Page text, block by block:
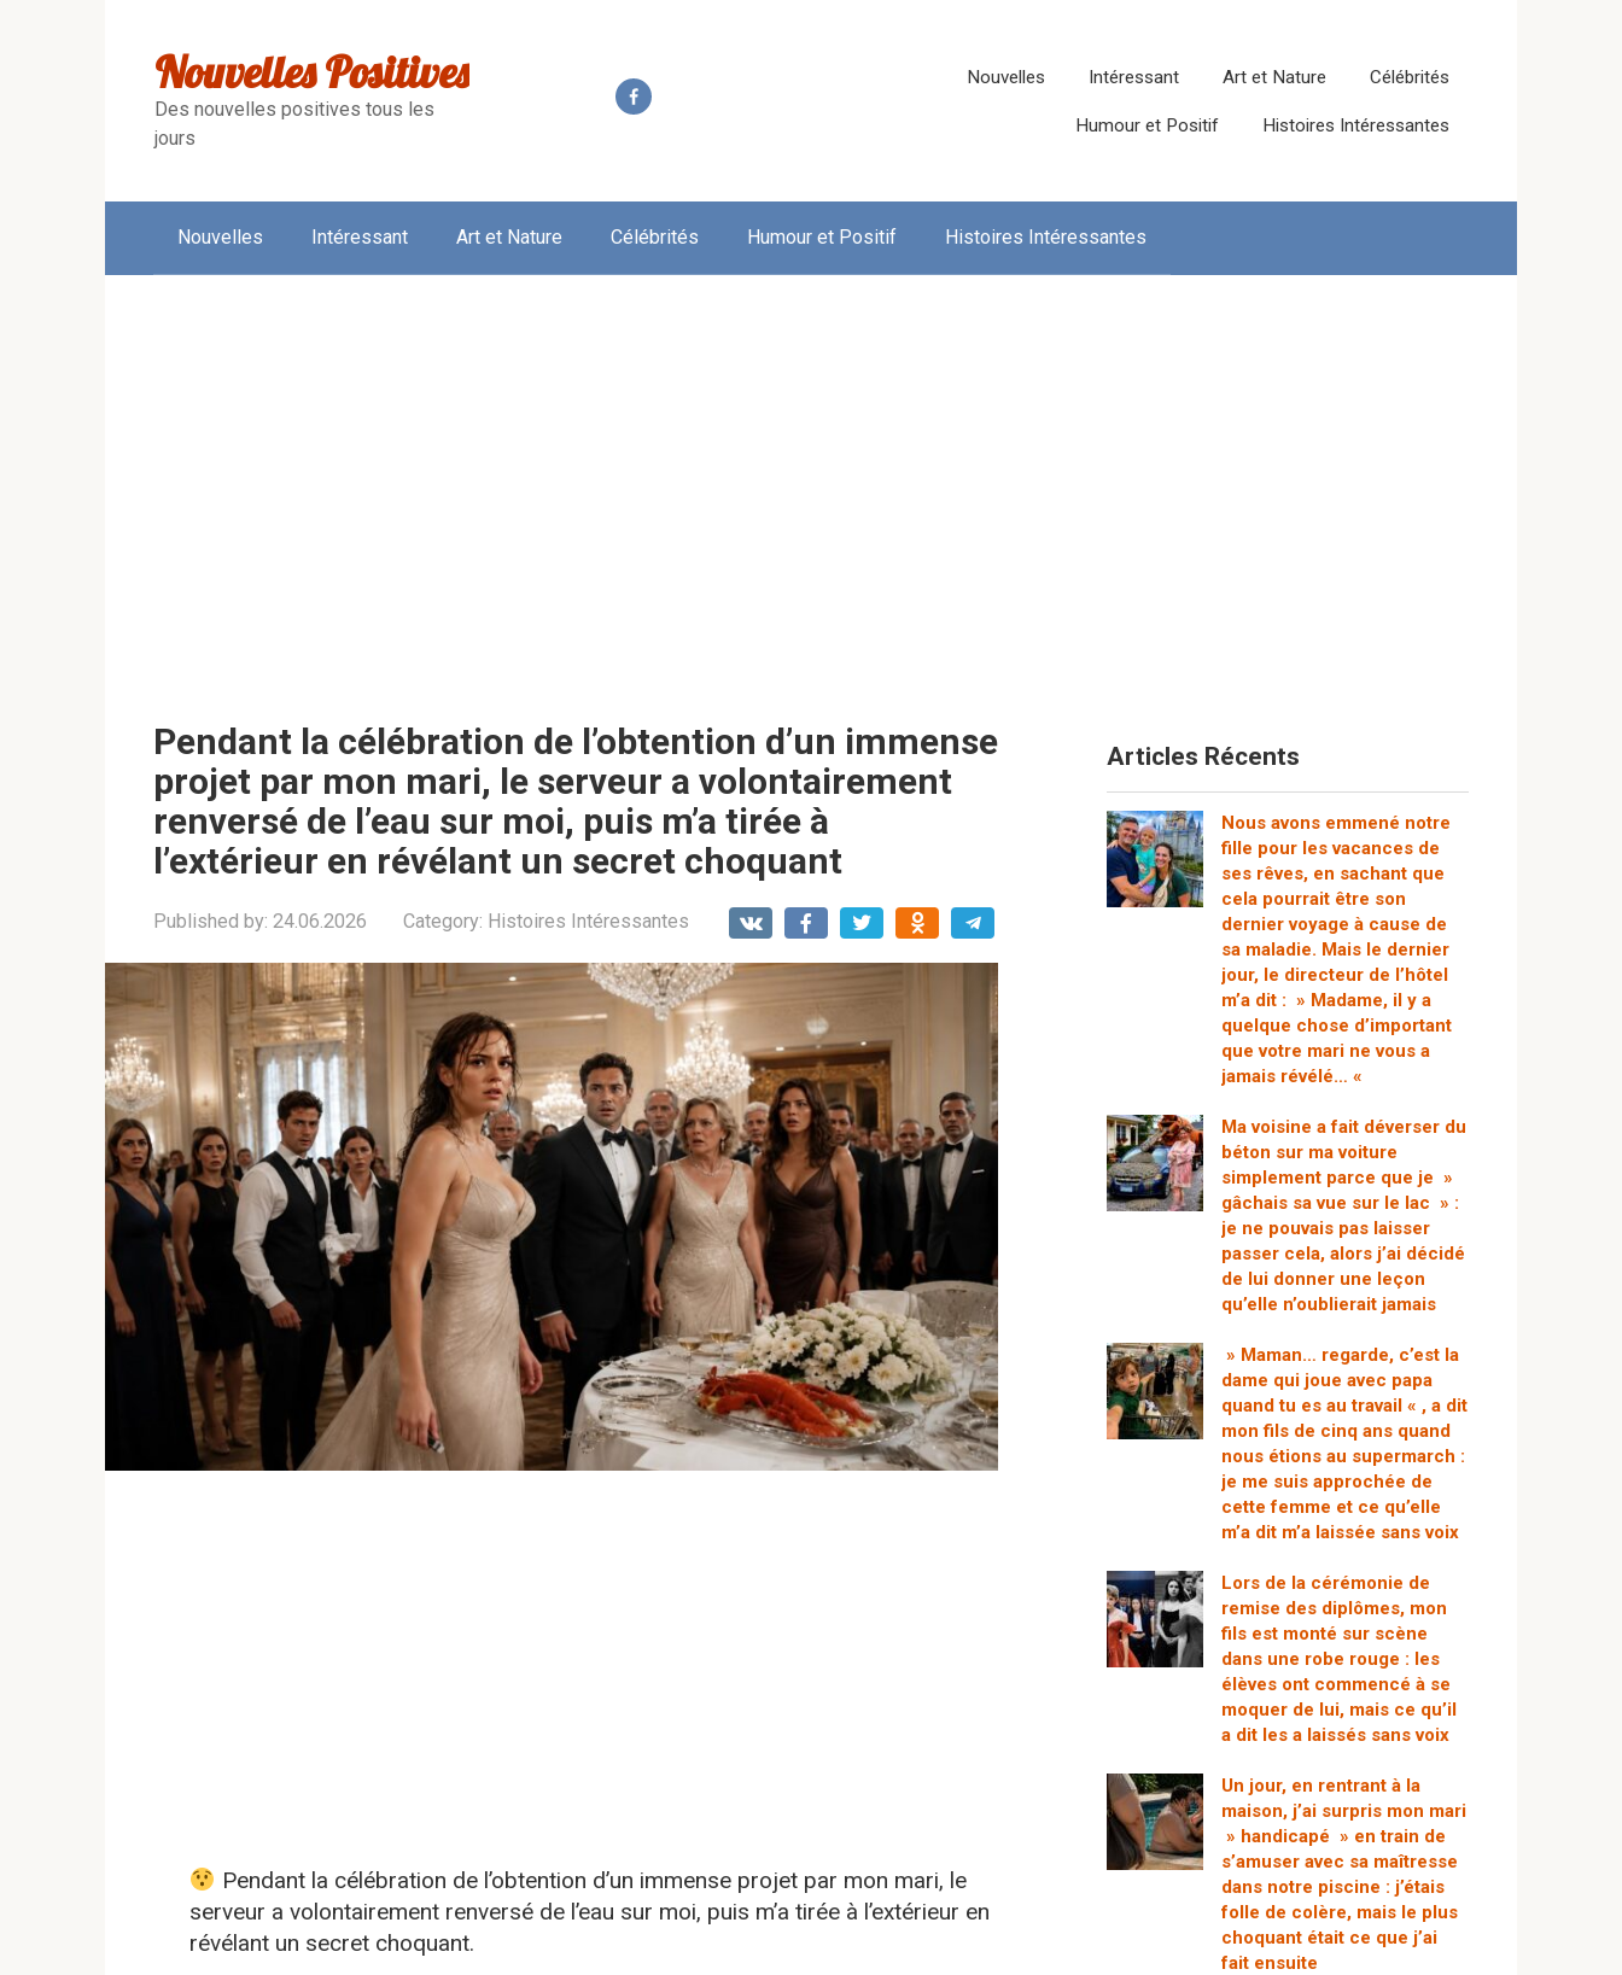
Nouvelles Positives
Des nouvelles positives tous les
jours
Nouvelles Intéressant Art et Nature Célébrités
Humour et Positif Histoires Intéressantes
Nouvelles Intéressant Art et Nature Célébrités Humour et Positif Histoires Intéressantes
Pendant la célébration de l’obtention d’un immense
projet par mon mari, le serveur a volontairement
renversé de l’eau sur moi, puis m’a tirée à
l’extérieur en révélant un secret choquant
Published by: 24.06.2026 Category: Histoires Intéressantes
Pendant la célébration de l’obtention d’un immense projet par mon mari, le
serveur a volontairement renversé de l’eau sur moi, puis m’a tirée à l’extérieur en
révélant un secret choquant.
Articles Récents
Nous avons emmené notre
fille pour les vacances de
ses rêves, en sachant que
cela pourrait être son
dernier voyage à cause de
sa maladie. Mais le dernier
jour, le directeur de l’hôtel
m’a dit : » Madame, il y a
quelque chose d’important
que votre mari ne vous a
jamais révélé… «
Ma voisine a fait déverser du
béton sur ma voiture
simplement parce que je »
gâchais sa vue sur le lac » :
je ne pouvais pas laisser
passer cela, alors j’ai décidé
de lui donner une leçon
qu’elle n’oublierait jamais
» Maman… regarde, c’est la
dame qui joue avec papa
quand tu es au travail « , a dit
mon fils de cinq ans quand
nous étions au supermarch :
je me suis approchée de
cette femme et ce qu’elle
m’a dit m’a laissée sans voix
Lors de la cérémonie de
remise des diplômes, mon
fils est monté sur scène
dans une robe rouge : les
élèves ont commencé à se
moquer de lui, mais ce qu’il
a dit les a laissés sans voix
Un jour, en rentrant à la
maison, j’ai surpris mon mari
» handicapé » en train de
s’amuser avec sa maîtresse
dans notre piscine : j’étais
folle de colère, mais le plus
choquant était ce que j’ai
fait ensuite